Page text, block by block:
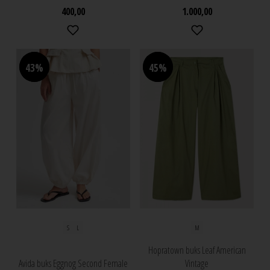
400,00 1.000,00
43%
43%
S L
Avida buks Eggnog Second Female
45%
45%
M
Hopratown buks Leaf American
Vintage